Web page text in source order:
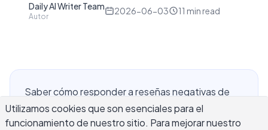
Daily AI Writer Team
Autor
2026-06-03 11 min read
Saber cómo responder a reseñas negativas de
pacientes es uno de los desafíos de
comunicación más complicados en la atención
Utilizamos cookies que son esenciales para el
funcionamiento de nuestro sitio. Para mejorar nuestro